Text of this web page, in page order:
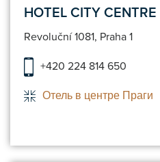
HOTEL CITY CENTRE
Revoluční 1081, Praha 1
+420 224 814 650
Отель в центре Праги